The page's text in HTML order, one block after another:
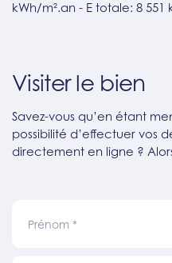
kWh/m².an - E totale: 8 551
Visiter le bien
Savez-vous qu’en étant
possibilité d’effectuer vos
directement en ligne ?
Prénom *